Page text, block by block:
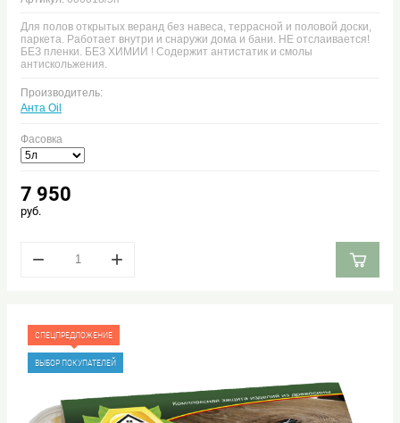
Для полов открытых веранд без навеса, террасной и половой доски,
паркета. Работает внутри и снаружи дома и бани. НЕ отслаивается!
БЕЗ пленки. БЕЗ ХИМИИ ! Содержит антистатик и смолы
антискольжения.
Производитель:
Анта Oil
Фасовка
7 950
руб.
− +
СПЕЦПРЕДЛОЖЕНИЕ
ВЫБОР ПОКУПАТЕЛЕЙ